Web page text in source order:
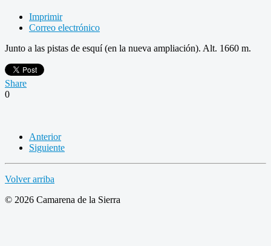
Imprimir
Correo electrónico
Junto a las pistas de esquí (en la nueva ampliación). Alt. 1660 m.
Share
0
Anterior
Siguiente
Volver arriba
© 2026 Camarena de la Sierra